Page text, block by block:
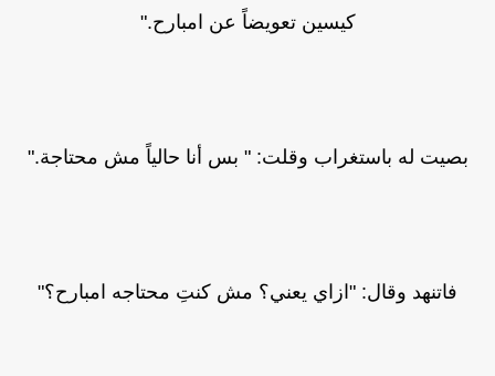
كيسين تعويضاً عن امبارح."
بصيت له باستغراب وقلت: " بس أنا حالياً مش محتاجة."
فاتنهد وقال: "ازاي يعني؟ مش كنتِ محتاجه امبارح؟"